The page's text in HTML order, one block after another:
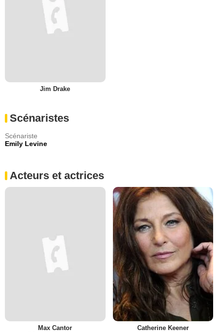
Jim Drake
Scénaristes
Scénariste
Emily Levine
Acteurs et actrices
Max Cantor Catherine Keener